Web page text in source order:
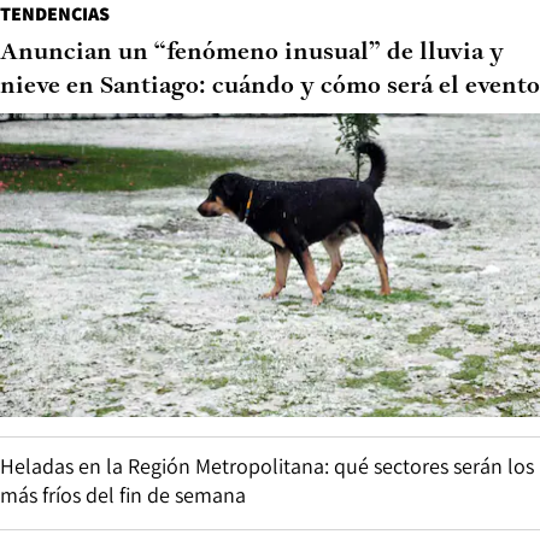
TENDENCIAS
Anuncian un “fenómeno inusual” de lluvia y
nieve en Santiago: cuándo y cómo será el evento
Heladas en la Región Metropolitana: qué sectores serán los
más fríos del fin de semana